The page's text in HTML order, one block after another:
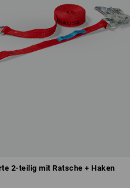
2-teilig mit Ratsche + Haken